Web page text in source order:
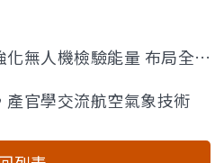
人機檢驗能量 布局全球競爭力
產官學交流航空氣象技術